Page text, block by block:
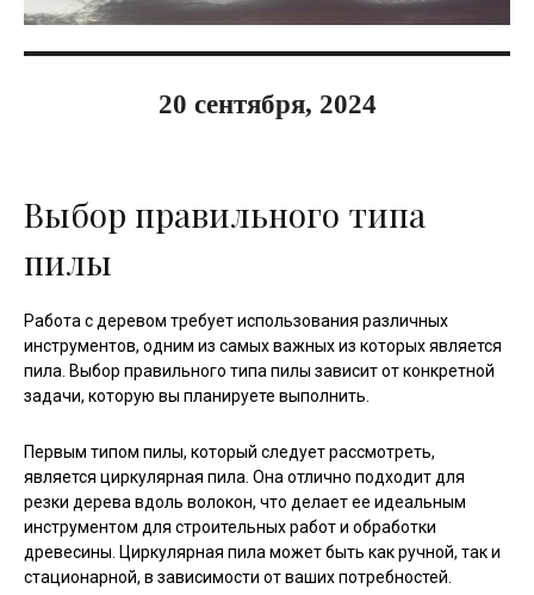
20 сентября, 2024
Выбор правильного типа
пилы
Работа с деревом требует использования различных
инструментов, одним из самых важных из которых является
пила. Выбор правильного типа пилы зависит от конкретной
задачи, которую вы планируете выполнить.
Первым типом пилы, который следует рассмотреть,
является циркулярная пила. Она отлично подходит для
резки дерева вдоль волокон, что делает ее идеальным
инструментом для строительных работ и обработки
древесины. Циркулярная пила может быть как ручной, так и
стационарной, в зависимости от ваших потребностей.